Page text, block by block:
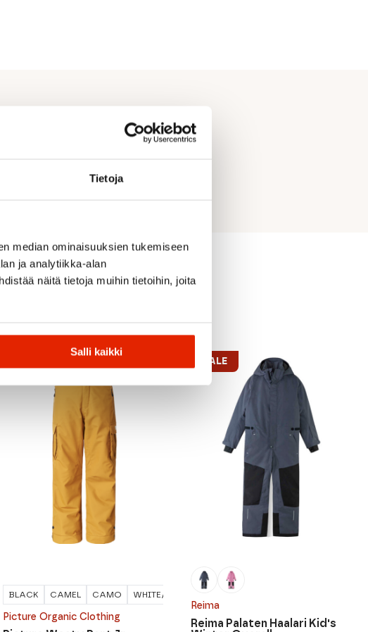
Tietoja
median ominaisuuksien tukemiseen
ja analytiikka-alan
näitä tietoja muihin tietoihin, joita
Salli kaikki
Picture Organic Clothing
BLACK CAMEL CAMO WHITE/FLOWER
Reima
SALE
Reima Palaten Haalari Kid's